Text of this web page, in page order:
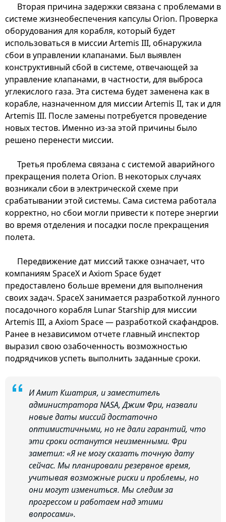
Вторая причина задержки связана с проблемами в
системе жизнеобеспечения капсулы Orion. Проверка
оборудования для корабля, который будет
использоваться в миссии Artemis III, обнаружила
сбои в управлении клапанами. Был выявлен
конструктивный сбой в системе, отвечающей за
управление клапанами, в частности, для выброса
углекислого газа. Эта система будет заменена как в
корабле, назначенном для миссии Artemis II, так и для
Artemis III. После замены потребуется проведение
новых тестов. Именно из-за этой причины было
решено перенести миссии.
Третья проблема связана с системой аварийного
прекращения полета Orion. В некоторых случаях
возникали сбои в электрической схеме при
срабатывании этой системы. Сама система работала
корректно, но сбои могли привести к потере энергии
во время отделения и посадки после прекращения
полета.
Передвижение дат миссий также означает, что
компаниям SpaceX и Axiom Space будет
предоставлено больше времени для выполнения
своих задач. SpaceX занимается разработкой лунного
посадочного корабля Lunar Starship для миссии
Artemis III, а Axiom Space — разработкой скафандров.
Ранее в независимом отчете главный инспектор
выразил свою озабоченность возможностью
подрядчиков успеть выполнить заданные сроки.
И Амит Кшатрия, и заместитель
администратора NASA, Джим Фри, назвали
новые даты миссий достаточно
оптимистичными, но не дали гарантий, что
эти сроки останутся неизменными. Фри
заметил: «Я не могу сказать точную дату
сейчас. Мы планировали резервное время,
учитывая возможные риски и проблемы, но
они могут измениться. Мы следим за
прогрессом и работаем над этими
вопросами».